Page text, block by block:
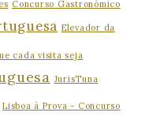
Concurso Gastronómico
Elevador da
cada visita seja
JurisTuna
Lisboa à Prova - Concurso